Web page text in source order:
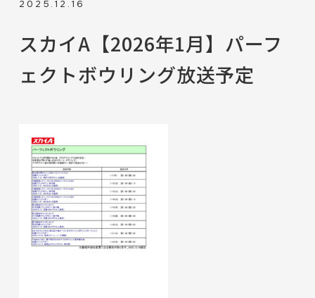
2025.12.16
スカイA【2026年1月】パーフ
ェクトボウリング放送予定